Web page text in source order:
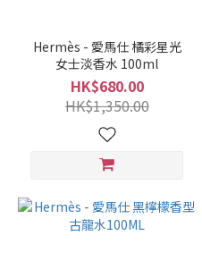
Hermès - 愛馬仕 橘彩星光
女士淡香水 100ml
HK$680.00
HK$1,350.00